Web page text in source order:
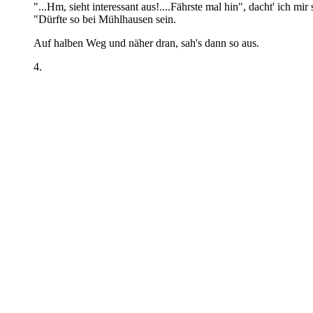
"...Hm, sieht interessant aus!....Fährste mal hin", dacht' ich mir
"Dürfte so bei Mühlhausen sein.
Auf halben Weg und näher dran, sah's dann so aus.
4.